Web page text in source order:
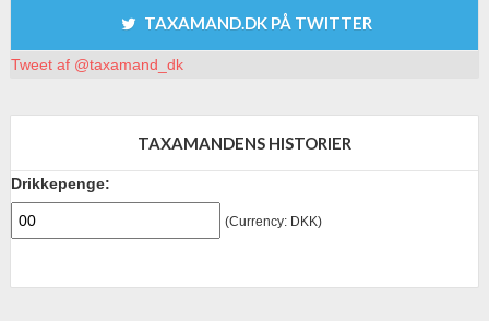
TAXAMAND.DK PÅ TWITTER
Tweet af @taxamand_dk
TAXAMANDENS HISTORIER
Drikkepenge:
(Currency: DKK)